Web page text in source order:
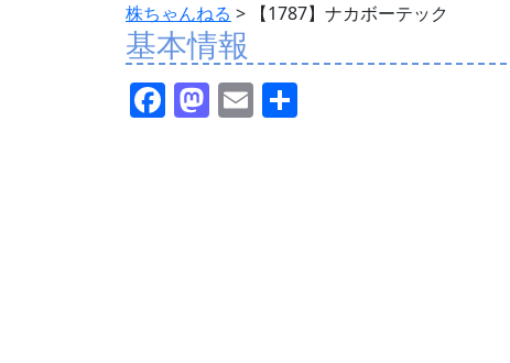
株ちゃんねる > 【1787】ナカボーテック
基本情報
F M E